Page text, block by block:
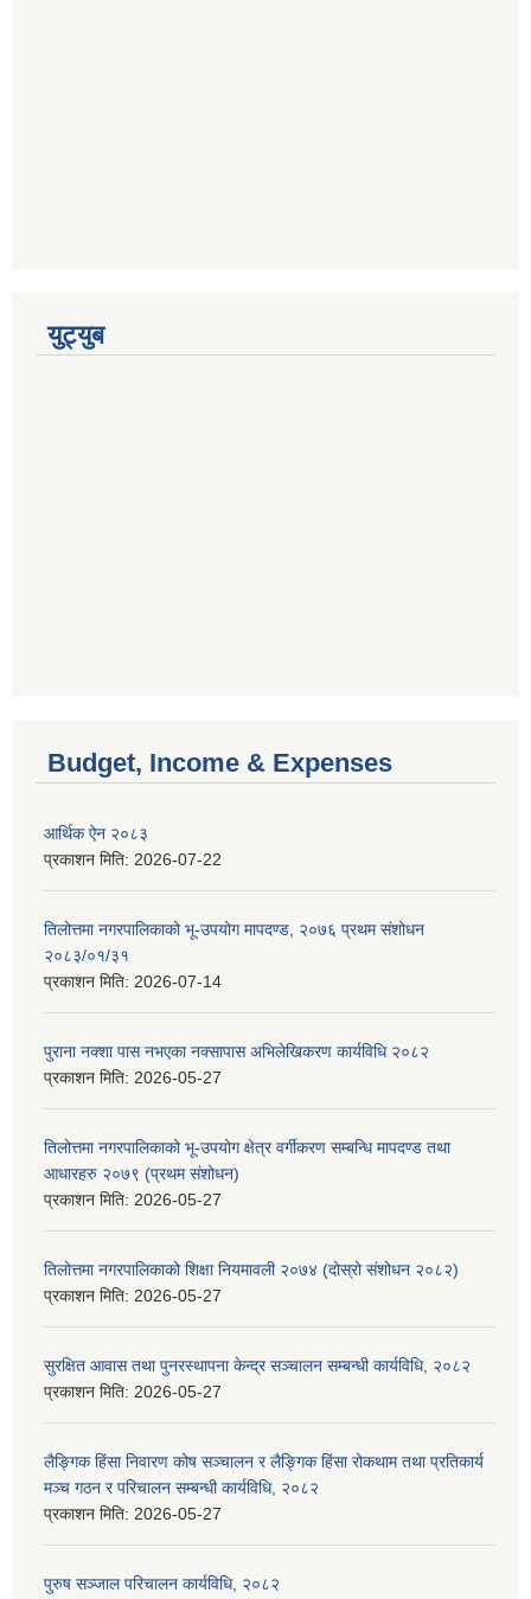
युट्युब
Budget, Income & Expenses
आर्थिक ऐन २०८३
प्रकाशन मिति: 2026-07-22
तिलोत्तमा नगरपालिकाको भू-उपयोग मापदण्ड, २०७६ प्रथम संशोधन
२०८३/०१/३१
प्रकाशन मिति: 2026-07-14
पुराना नक्शा पास नभएका नक्सापास अभिलेखिकरण कार्यविधि २०८२
प्रकाशन मिति: 2026-05-27
तिलोत्तमा नगरपालिकाको भू-उपयोग क्षेत्र वर्गीकरण सम्बन्धि मापदण्ड तथा
आधारहरु २०७९ (प्रथम संशोधन)
प्रकाशन मिति: 2026-05-27
तिलोत्तमा नगरपालिकाको शिक्षा नियमावली २०७४ (दोस्रो संशोधन २०८२)
प्रकाशन मिति: 2026-05-27
सुरक्षित आवास तथा पुनरस्थापना केन्द्र सञ्चालन सम्बन्धी कार्यविधि, २०८२
प्रकाशन मिति: 2026-05-27
लैङ्गिक हिंसा निवारण कोष सञ्चालन र लैङ्गिक हिंसा रोकथाम तथा प्रतिकार्य
मञ्च गठन र परिचालन सम्बन्धी कार्यविधि, २०८२
प्रकाशन मिति: 2026-05-27
पुरुष सञ्जाल परिचालन कार्यविधि, २०८२